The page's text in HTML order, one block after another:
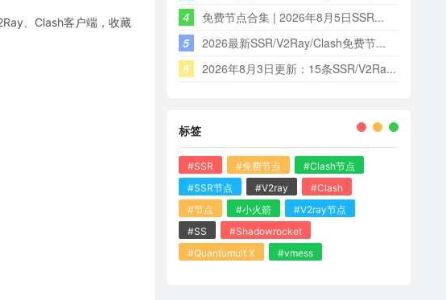
、Clash客户端，收藏
4
免费节点合集 | 2026年8月5日SSR...
5
2026最新SSR/V2Ray/Clash免费节...
6
2026年8月3日更新：15条SSR/V2Ra...
标签
#SSR #免费节点
#Clash节点
#SSR节点
#V2ray
#Clash
#节点
#小火箭
#V2ray节点
#SS
#Shadowrocket
#Quantumult X
#vmess